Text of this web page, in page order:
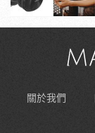
關於我們